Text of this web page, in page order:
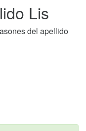
Lis
del apellido